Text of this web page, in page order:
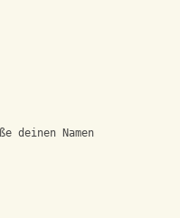
deinen Namen